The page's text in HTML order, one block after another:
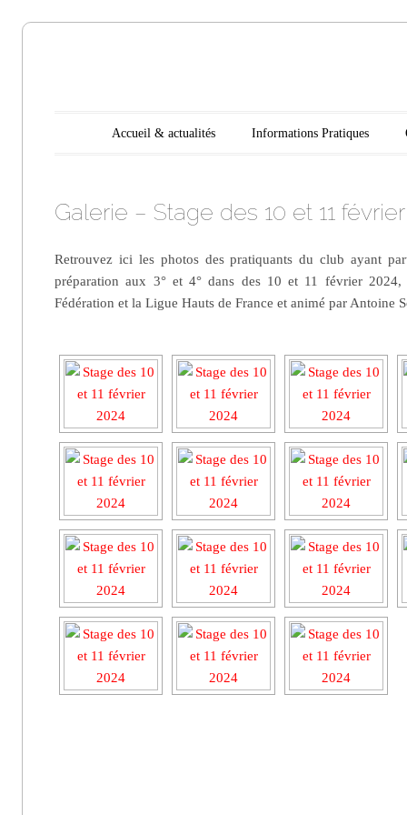
Seclin
Main menu
Skip to content
Accueil & actualités Informations Pratiques
Galerie – Stage des 10 et 11
Retrouvez ici les photos des pratiquants du club ayant
préparation aux 3° et 4° dans des 10 et 11 février
Fédération et la Ligue Hauts de France et animé par Antoine